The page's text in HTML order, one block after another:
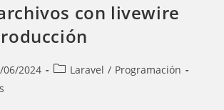
con livewire
06/2024
Categoría
Laravel / Programación